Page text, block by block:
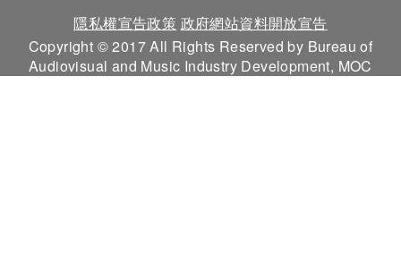
隱私權宣告政策 政府網站資料開放宣告
Copyright © 2017 All Rights Reserved by Bureau of
Audiovisual and Music Industry Development, MOC